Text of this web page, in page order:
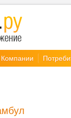
Компании